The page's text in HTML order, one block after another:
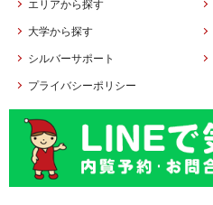
エリアから探す
大学から探す
シルバーサポート
プライバシーポリシー